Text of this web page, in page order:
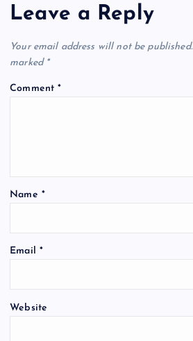
Leave a Reply
Your email address will not be published.
marked *
Comment*
Name *
Email *
Website